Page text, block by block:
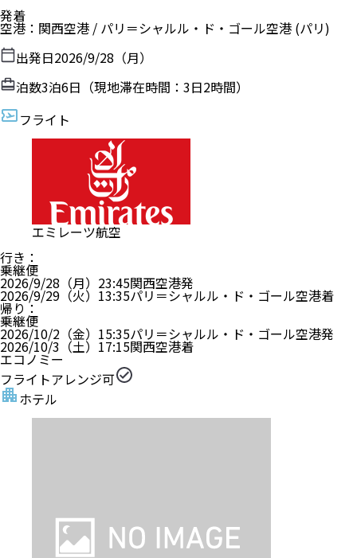
発着
空港 ： 関西空港 / パリ＝シャルル・ド・ゴール空港 (パリ)
出発日2026/9/28（月）
泊数3泊6日（現地滞在時間： 3日2時間）
フライト
エミレーツ航空
行き ：
乗継便
2026/9/28（月） 23:45関西空港発
2026/9/29（火） 13:35パリ＝シャルル・ド・ゴール空港着
帰り ：
乗継便
2026/10/2（金） 15:35パリ＝シャルル・ド・ゴール空港発
2026/10/3（土） 17:15関西空港着
エコノミー
フライトアレンジ可
ホテル